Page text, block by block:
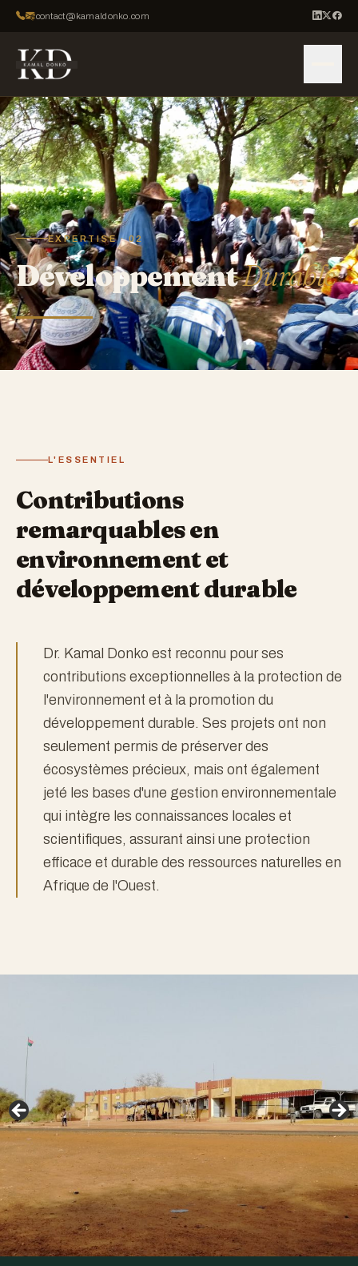
contact@kamaldonko.com
EXPERTISE · 02
DéveloppementDurable
L'ESSENTIEL
Contributions
remarquables en
environnement et
développement durable
Dr. Kamal Donko est reconnu pour ses
contributions exceptionnelles à la protection de
l'environnement et à la promotion du
développement durable. Ses projets ont non
seulement permis de préserver des
écosystèmes précieux, mais ont également
jeté les bases d'une gestion environnementale
qui intègre les connaissances locales et
scientifiques, assurant ainsi une protection
efficace et durable des ressources naturelles en
Afrique de l'Ouest.